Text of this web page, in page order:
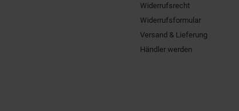
Widerrufsrecht
Widerrufsformular
Versand & Lieferung
Händler werden